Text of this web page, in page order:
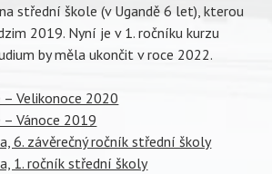
střední škole (v Ugandě 6 let), kterou
2019. Nyní je v 1. ročníku kurzu
by měla ukončit v roce 2022.
– Velikonoce 2020
– Vánoce 2019
6. závěrečný ročník střední školy
1. ročník střední školy